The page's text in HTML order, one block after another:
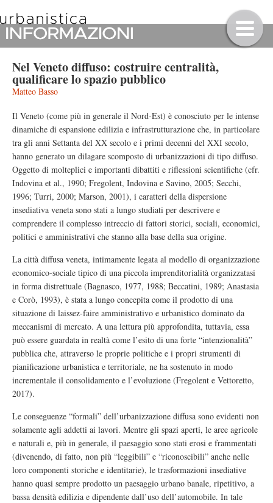
Nel Veneto diffuso: costruire centralità,
qualificare lo spazio pubblico
Matteo Basso
Il Veneto (come più in generale il Nord-Est) è conosciuto per le intense
dinamiche di espansione edilizia e infrastrutturazione che, in particolare
tra gli anni Settanta del XX secolo e i primi decenni del XXI secolo,
hanno generato un dilagare scomposto di urbanizzazioni di tipo diffuso.
Oggetto di molteplici e importanti dibattiti e riflessioni scientifiche (cfr.
Indovina et al., 1990; Fregolent, Indovina e Savino, 2005; Secchi,
1996; Turri, 2000; Marson, 2001), i caratteri della dispersione
insediativa veneta sono stati a lungo studiati per descrivere e
comprendere il complesso intreccio di fattori storici, sociali, economici,
politici e amministrativi che stanno alla base della sua origine.
La città diffusa veneta, intimamente legata al modello di organizzazione
economico-sociale tipico di una piccola imprenditorialità organizzatasi
in forma distrettuale (Bagnasco, 1977, 1988; Beccatini, 1989; Anastasia
e Corò, 1993), è stata a lungo concepita come il prodotto di una
situazione di laissez-faire amministrativo e urbanistico dominato da
meccanismi di mercato. A una lettura più approfondita, tuttavia, essa
può essere guardata in realtà come l’esito di una forte “intenzionalità”
pubblica che, attraverso le proprie politiche e i propri strumenti di
pianificazione urbanistica e territoriale, ne ha sostenuto in modo
incrementale il consolidamento e l’evoluzione (Fregolent e Vettoretto,
2017).
Le conseguenze “formali” dell’urbanizzazione diffusa sono evidenti non
solamente agli addetti ai lavori. Mentre gli spazi aperti, le aree agricole
e naturali e, più in generale, il paesaggio sono stati erosi e frammentati
(divenendo, di fatto, non più “leggibili” e “riconoscibili” anche nelle
loro componenti storiche e identitarie), le trasformazioni insediative
hanno quasi sempre prodotto un paesaggio urbano banale, ripetitivo, a
bassa densità edilizia e dipendente dall’uso dell’automobile. In tale